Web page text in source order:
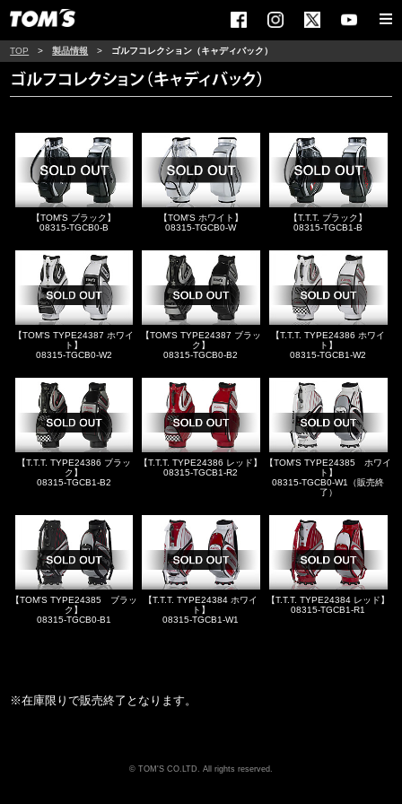
TOP >製品情報 > ゴルフコレクション（キャディバック）
【TOM'S ブラック】
08315-TGCB0-B
【TOM'S ホワイト】
08315-TGCB0-W
【T.T.T. ブラック】
08315-TGCB1-B
【TOM'S TYPE24387 ホワイ
ト】
08315-TGCB0-W2
【TOM'S TYPE24387 ブラッ
ク】
08315-TGCB0-B2
【T.T.T. TYPE24386 ホワイ
ト】
08315-TGCB1-W2
【T.T.T. TYPE24386 ブラッ
ク】
08315-TGCB1-B2
【T.T.T. TYPE24386 レッド】
08315-TGCB1-R2
【TOM'S TYPE24385 ホワイ
ト】
08315-TGCB0-W1（販売終
了）
【TOM'S TYPE24385 ブラッ
ク】
08315-TGCB0-B1
【T.T.T. TYPE24384 ホワイ
ト】
08315-TGCB1-W1
【T.T.T. TYPE24384 レッド】
08315-TGCB1-R1
※在庫限りで販売終了となります。
TOM'S CO.LTD. All rights reserved.